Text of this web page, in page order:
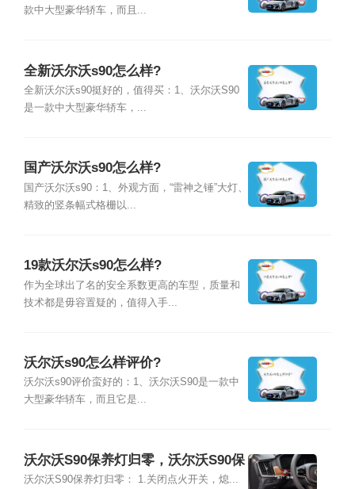
款中大型豪华轿车，而且...
全新沃尔沃s90怎么样?
全新沃尔沃s90挺好的，值得买：1、沃尔沃S90
是一款中大型豪华轿车，...
国产沃尔沃s90怎么样?
国产沃尔沃s90：1、外观方面，“雷神之锤”大灯、
精致的竖条幅式格栅以...
19款沃尔沃s90怎么样?
作为全球出了名的安全系数更高的车型，质量和
技术都是毋容置疑的，值得入手...
沃尔沃s90怎么样评价?
沃尔沃s90评价蛮好的：1、沃尔沃S90是一款中
大型豪华轿车，而且它是...
沃尔沃S90保养灯归零，沃尔沃S90保
养灯怎么复位
沃尔沃S90保养灯归零： 1.关闭点火开关，熄...